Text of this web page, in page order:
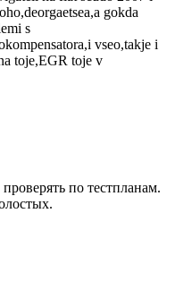
gokda
s
vseo,takje i
toje,EGR toje v
по тестпланам.